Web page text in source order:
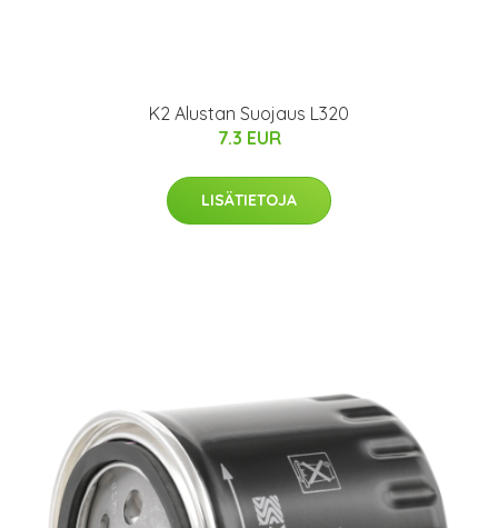
K2 Alustan Suojaus L320
7.3 EUR
LISÄTIETOJA